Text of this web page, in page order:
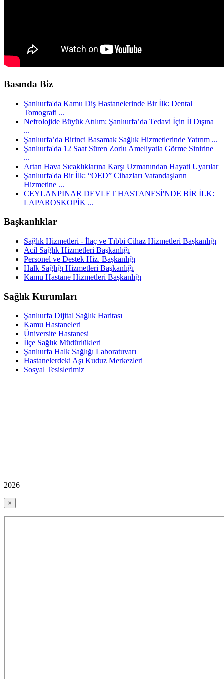
Basında Biz
Şanlıurfa'da Kamu Diş Hastanelerinde Bir İlk: Dental
Tomografi ...
Nefrolojide Büyük Atılım: Şanlıurfa’da Tedavi İçin İl Dışına
...
Şanlıurfa’da Birinci Basamak Sağlık Hizmetlerinde Yatırım ...
Şanlıurfa'da 12 Saat Süren Zorlu Ameliyatla Görme Sinirine
...
Artan Hava Sıcaklıklarına Karşı Uzmanından Hayati Uyarılar
Şanlıurfa'da Bir İlk: “OED” Cihazları Vatandaşların
Hizmetine ...
CEYLANPINAR DEVLET HASTANESİ'NDE BİR İLK:
LAPAROSKOPİK ...
Başkanlıklar
Sağlık Hizmetleri - İlaç ve Tıbbi Cihaz Hizmetleri Başkanlığı
Acil Sağlık Hizmetleri Başkanlığı
Personel ve Destek Hiz. Başkanlığı
Halk Sağlığı Hizmetleri Başkanlığı
Kamu Hastane Hizmetleri Başkanlığı
Sağlık Kurumları
Şanlıurfa Dijital Sağlık Haritası
Kamu Hastaneleri
Üniversite Hastanesi
İlçe Sağlık Müdürlükleri
Şanlıurfa Halk Sağlığı Laboratuvarı
Hastanelerdeki Aşı Kuduz Merkezleri
Sosyal Tesislerimiz
2026
×